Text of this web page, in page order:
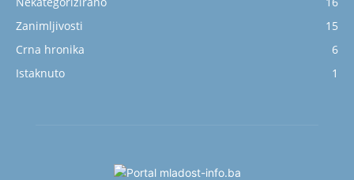
Zanimljivosti
15
Crna hronika
6
Istaknuto
1